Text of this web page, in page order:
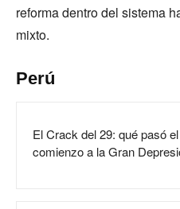
reforma dentro del sistema
mixto.
Perú
El Crack del 29: qué pasó
comienzo a la Gran